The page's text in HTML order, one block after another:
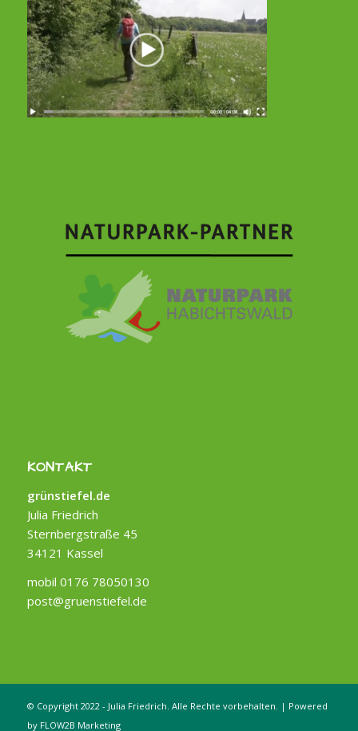
KONTAKT
grünstiefel.de
Julia Friedrich
Sternbergstraße 45
34121 Kassel
mobil 0176 78050130
post@gruenstiefel.de
© Copyright 2022 - Julia Friedrich. Alle Rechte vorbehalten. | Powered
by FLOW2B Marketing